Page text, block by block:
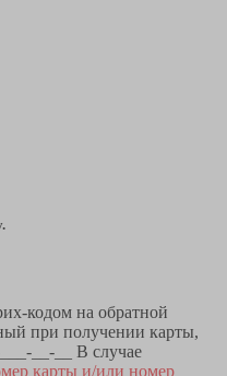
кодом на обратной
при получении карты,
__-__ В случае
карты и/или номер